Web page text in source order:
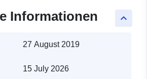
keyboard_arrow_up
Informationen
27 August 2019
15 July 2026